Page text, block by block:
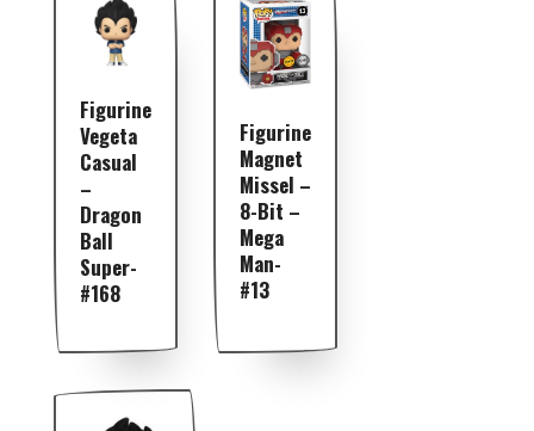
Figurine
Vegeta
Casual
–
Dragon
Ball
Super-
#168
Figurine
Magnet
Missel –
8-Bit –
Mega
Man-
#13